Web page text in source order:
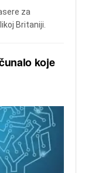
za
Britaniji.
koje